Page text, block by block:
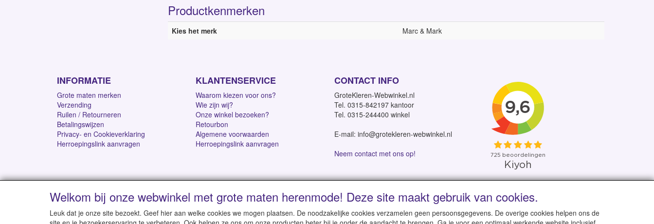
Productkenmerken
Kies het merk Marc & Mark
INFORMATIE
Grote maten merken
Verzending
Ruilen / Retourneren
Betalingswijzen
Privacy- en Cookieverklaring
Herroepingslink aanvragen
KLANTENSERVICE
Waarom kiezen voor ons?
Wie zijn wij?
Onze winkel bezoeken?
Retourbon
Algemene voorwaarden
Herroepingslink aanvragen
CONTACT INFO
GroteKleren-Webwinkel.nl
Tel. 0315-842197 kantoor
Tel. 0315-244400 winkel
E-mail: info@grotekleren-webwinkel.nl
Neem contact met ons op!
Levertijd 1-2 werkdagen | Vanaf € 95 gratis verzending binnen NL | Direct leverbaar uit eigen voorraad
Welkom bij onze webwinkel met grote maten herenmode! Deze site maakt gebruik van cookies.
Leuk dat je onze site bezoekt. Geef hier aan welke cookies we mogen plaatsen. De noodzakelijke cookies verzamelen geen persoonsgegevens. De overige cookies helpen ons de